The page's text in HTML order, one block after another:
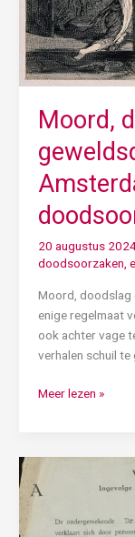
Moord,
20 augustus
doodsoorzaken
Moord, doodslag
enige regelmaat
ook achter vage
verhalen schuil te
Meer lezen »
van